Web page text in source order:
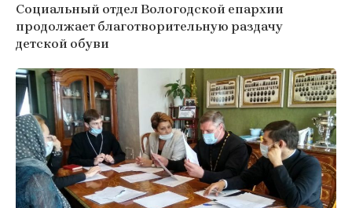
Социальный отдел Вологодской епархии
продолжает благотворительную раздачу
детской обуви